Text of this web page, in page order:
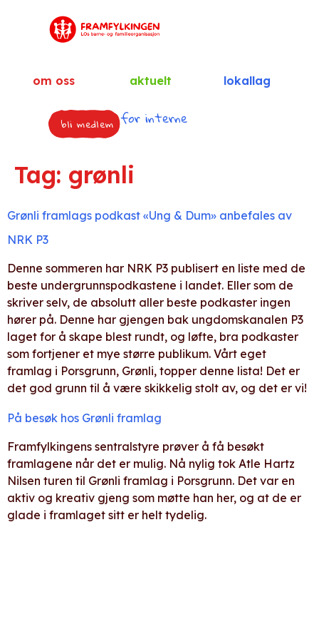
om oss aktuelt lokallag
bli medlem for interne
Tag: grønli
Grønli framlags podkast «Ung & Dum» anbefales av
NRK P3
Denne sommeren har NRK P3 publisert en liste med de
beste undergrunnspodkastene i landet. Eller som de
skriver selv, de absolutt aller beste podkaster ingen
hører på. Denne har gjengen bak ungdomskanalen P3
laget for å skape blest rundt, og løfte, bra podkaster
som fortjener et mye større publikum. Vårt eget
framlag i Porsgrunn, Grønli, topper denne lista! Det er
det god grunn til å være skikkelig stolt av, og det er vi!
På besøk hos Grønli framlag
Framfylkingens sentralstyre prøver å få besøkt
framlagene når det er mulig. Nå nylig tok Atle Hartz
Nilsen turen til Grønli framlag i Porsgrunn. Det var en
aktiv og kreativ gjeng som møtte han her, og at de er
glade i framlaget sitt er helt tydelig.